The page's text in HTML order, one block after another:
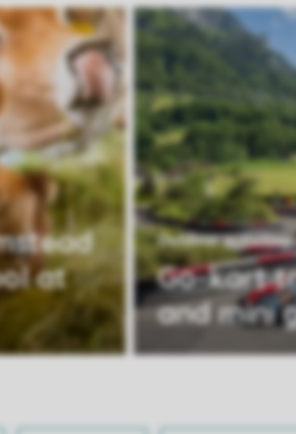
at
Go-kart
and mini
Outdoor activities